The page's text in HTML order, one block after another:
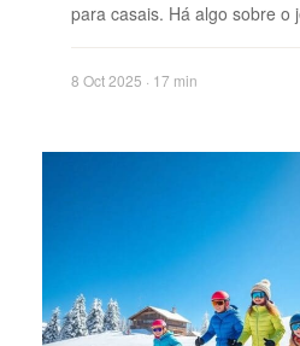
para casais. Há algo sobre o
montanhas captam a luz, o
8 Oct 2025 · 17 min